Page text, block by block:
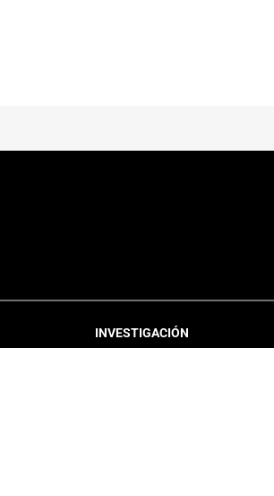
INVESTIGACIÓN